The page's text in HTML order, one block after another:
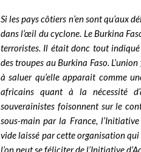
Si les pays côtiers n’en sont qu’aux
dans l’œil du cyclone. Le Burkina
terroristes. Il était donc tout indiqué
des troupes au Burkina Faso.
à saluer qu’elle apparait comme
africains quant à la nécessité
souverainistes foisonnent sur le
sous-main par la France,
vide laissé par cette organisation qui
l’on peut se féliciter de l’Initiative